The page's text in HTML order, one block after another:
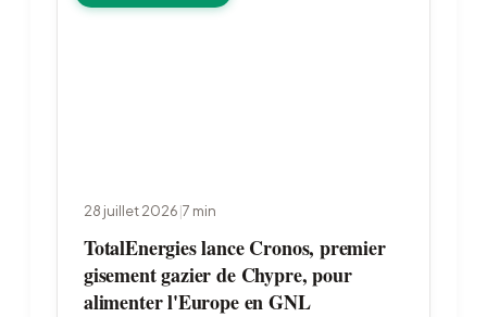
28 juillet 2026|7 min
TotalEnergies lance Cronos, premier
gisement gazier de Chypre, pour
alimenter l'Europe en GNL